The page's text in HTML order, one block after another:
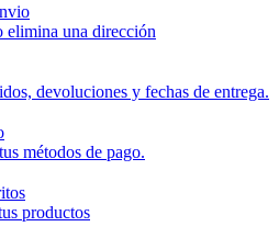
elimina una dirección
devoluciones y fechas de entrega.
métodos de pago.
productos